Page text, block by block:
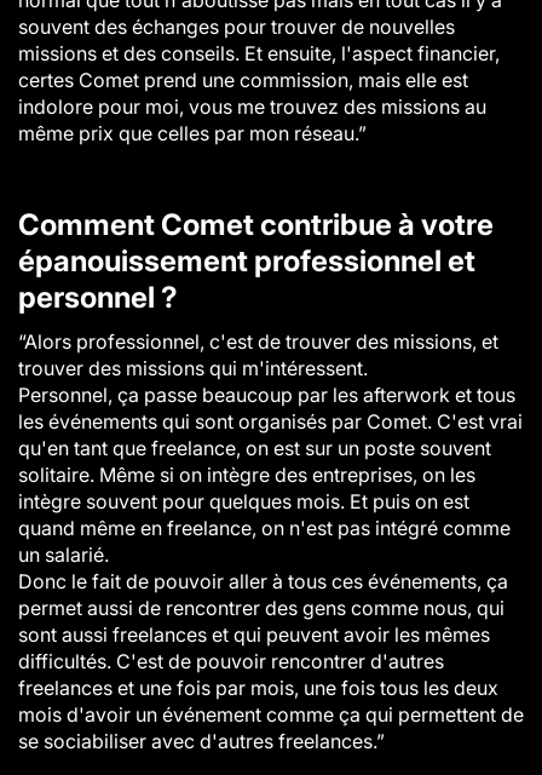
souvent des échanges pour trouver de nouvelles
missions et des conseils. Et ensuite, l'aspect financier,
certes Comet prend une commission, mais elle est
indolore pour moi, vous me trouvez des missions au
même prix que celles par mon réseau.”
Comment Comet contribue à votre
épanouissement professionnel et
personnel ?
“Alors professionnel, c'est de trouver des missions, et
trouver des missions qui m'intéressent.
Personnel, ça passe beaucoup par les afterwork et tous
les événements qui sont organisés par Comet. C'est vrai
qu'en tant que freelance, on est sur un poste souvent
solitaire. Même si on intègre des entreprises, on les
intègre souvent pour quelques mois. Et puis on est
quand même en freelance, on n'est pas intégré comme
un salarié.
Donc le fait de pouvoir aller à tous ces événements, ça
permet aussi de rencontrer des gens comme nous, qui
sont aussi freelances et qui peuvent avoir les mêmes
difficultés. C'est de pouvoir rencontrer d'autres
freelances et une fois par mois, une fois tous les deux
mois d'avoir un événement comme ça qui permettent de
se sociabiliser avec d'autres freelances.”